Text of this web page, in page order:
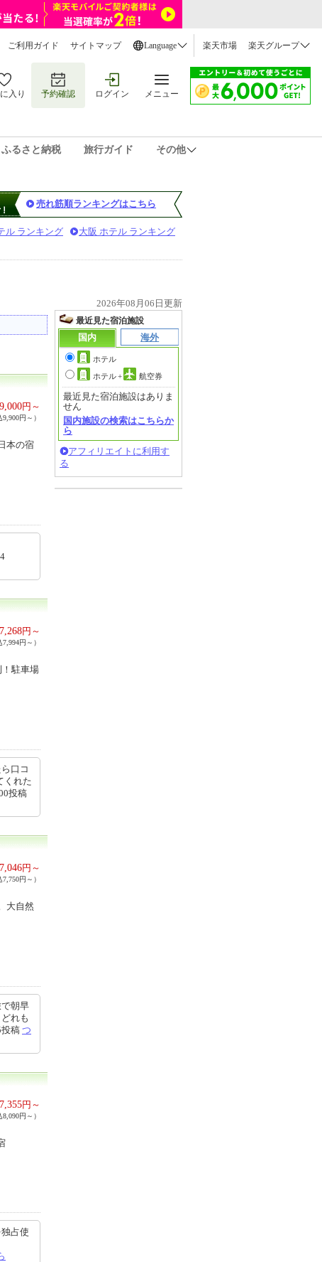
ご利用ガイド サイトマップ Language 楽天市場 楽天グループ
入り 予約確認 ログイン メニュー
ふるさと納税 旅行ガイド
その他
売れ筋順ランキングはこちら
ル ランキング 大阪 ホテル ランキング
2026年08月06日更新
9,000円～
9,900円～）
本の宿
7,268円～
7,994円～）
駐車場
口コ
くれた
投稿
7,046円～
7,750円～）
大自然
朝早
れも
稿つ
7,355円～
8,090円～）
占使
最近見た宿泊施設
国内
海外
ホテル
ホテル+ 航空券
最近見た宿泊施設はありま
せん
国内施設の検索はこちらか
ら
アフィリエイトに利用す
る